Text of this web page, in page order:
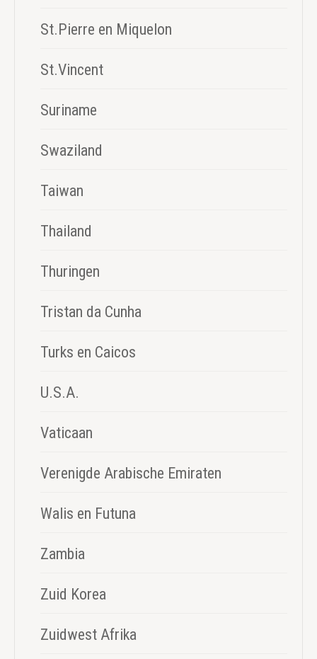
St.Pierre en Miquelon
St.Vincent
Suriname
Swaziland
Taiwan
Thailand
Thuringen
Tristan da Cunha
Turks en Caicos
U.S.A.
Vaticaan
Verenigde Arabische Emiraten
Walis en Futuna
Zambia
Zuid Korea
Zuidwest Afrika